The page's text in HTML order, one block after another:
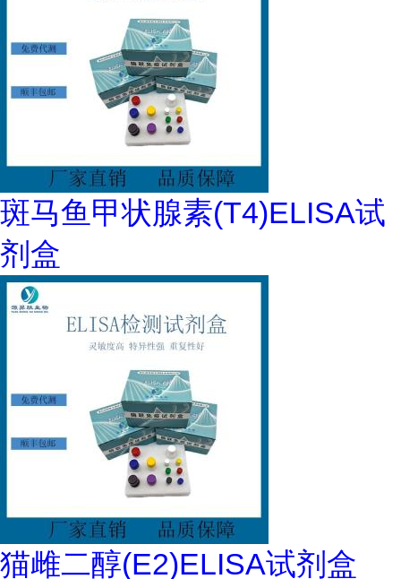
斑马鱼甲状腺素(T4)ELISA试
剂盒
猫雌二醇(E2)ELISA试剂盒